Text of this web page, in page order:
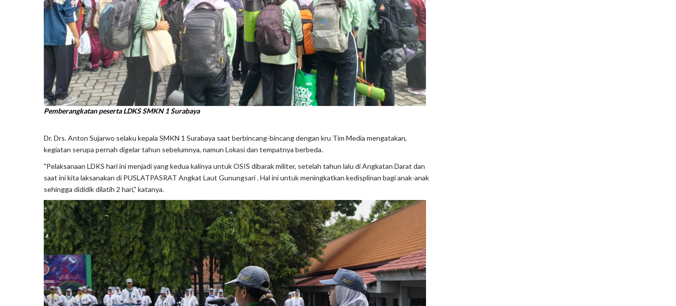
Pemberangkatan peserta LDKS SMKN 1 Surabaya
Dr. Drs. Anton Sujarwo selaku kepala SMKN 1 Surabaya saat berbincang-bincang dengan kru Tim Media mengatakan,
kegiatan serupa pernah digelar tahun sebelumnya, namun Lokasi dan tempatnya berbeda.
"Pelaksanaan LDKS hari ini menjadi yang kedua kalinya untuk OSIS dibarak militer, setelah tahun lalu di Angkatan Darat dan
saat ini kita laksanakan di PUSLATPASRAT Angkat Laut Gunungsari . Hal ini untuk meningkatkan kedisplinan bagi anak-anak
sehingga dididik dilatih 2 hari," katanya.